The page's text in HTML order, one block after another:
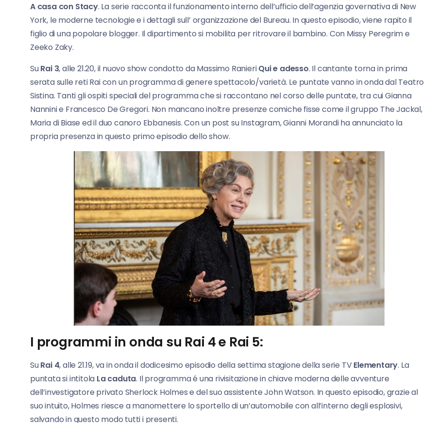
A casa con Stacy. La serie racconta il funzionamento interno dell’ufficio dell’agenzia governativa di New
York, le moderne tecnologie e i dettagli sull’ organizzazione del Bureau. In questo episodio, viene rapito il
figlio di una popolare blogger. Il dipartimento si mobilita per ritrovare il bambino. Con Missy Peregrim e
Zeeko Zaky.
SuRai 3, alle 21.20, il nuovo show condotto da Massimo RanieriQui e adesso. Il cantante torna in prima
serata sulle reti Rai con un programma di genere spettacolo/varietà. Le puntate vanno in onda dal Teatro
Sistina. Tanti gli ospiti speciali del programma che si raccontano nel corso delle puntate, tra cui Gianna
Nannini e Francesco De Gregori. Non mancano inoltre presenze comiche fisse come il gruppo The Jackal,
Maria di Biase ed il duo canoro Ebbanesis. Con un post su Instagram, Gianni Morandi ha annunciato la
propria presenza in questo primo episodio dello show.
I programmi in onda su Rai 4 e Rai 5:
SuRai 4, alle 21.19, va in onda il dodicesimo episodio della settima stagione della serie TVElementary. La
puntata si intitola La caduta. Il programma é una rivisitazione in chiave moderna delle avventure
dell’investigatore privato Sherlock Holmes e del suo assistente John Watson. In questo episodio, grazie al
suo intuito, Holmes riesce a manomettere lo sportello di un’automobile con all’interno degli esplosivi,
salvando in questo modo tutti i presenti.